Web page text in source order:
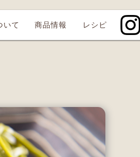
いて 商品情報 レシピ